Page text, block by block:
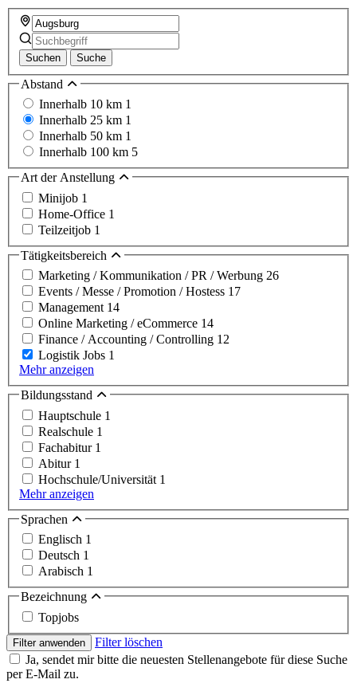
Suchen Suche
Abstand
Innerhalb 10 km 1
Innerhalb 25 km 1
Innerhalb 50 km 1
Innerhalb 100 km 5
Art der Anstellung
Minijob 1
Home-Office 1
Teilzeitjob 1
Tätigkeitsbereich
Marketing / Kommunikation / PR / Werbung 26
Events / Messe / Promotion / Hostess 17
Management 14
Online Marketing / eCommerce 14
Finance / Accounting / Controlling 12
Logistik Jobs 1
Mehr anzeigen
Bildungsstand
Hauptschule 1
Realschule 1
Fachabitur 1
Abitur 1
Hochschule/Universität 1
Mehr anzeigen
Sprachen
Englisch 1
Deutsch 1
Arabisch 1
Bezeichnung
Topjobs
Filter anwenden
Filter löschen
Ja, sendet mir bitte die neuesten Stellenangebote für diese Suche
per E-Mail zu.